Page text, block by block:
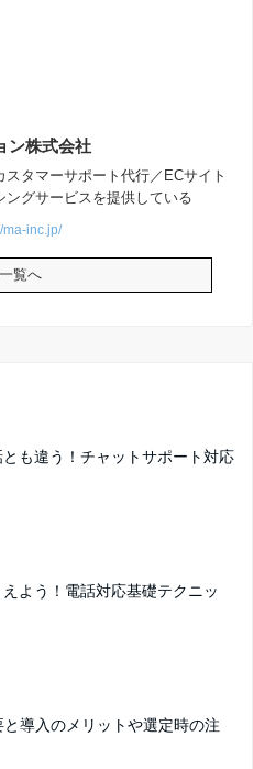
ン株式会社
タマーサポート代行／ECサイト
グサービスを提供している
ma-inc.jp/
覧へ
とも違う！チャットサポート対応
よう！電話対応基礎テクニッ
と導入のメリットや選定時の注